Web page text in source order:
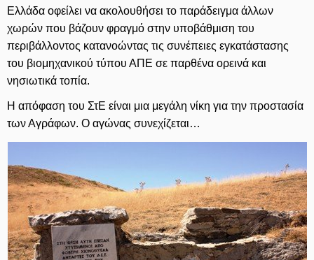
Ελλάδα οφείλει να ακολουθήσει το παράδειγμα άλλων
χωρών που βάζουν φραγμό στην υποβάθμιση του
περιβάλλοντος κατανοώντας τις συνέπειες εγκατάστασης
του βιομηχανικού τύπου ΑΠΕ σε παρθένα ορεινά και
νησιωτικά τοπία.
Η απόφαση του ΣτΕ είναι μια μεγάλη νίκη για την προστασία
των Αγράφων. Ο αγώνας συνεχίζεται…